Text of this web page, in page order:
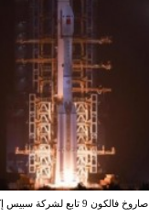
صاروخ فالكون 9 تابع لشركة سبيس إكس